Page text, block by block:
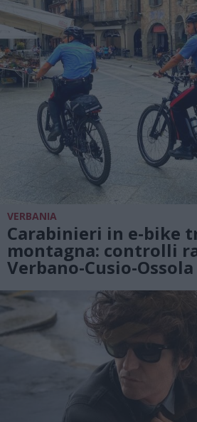
VERBANIA
Carabinieri in e-bike
montagna: controlli
Verbano-Cusio-